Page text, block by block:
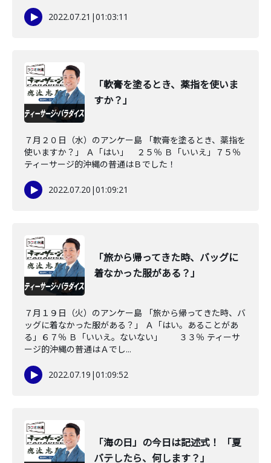
2022.07.21 |01:03:11
「軟膏を塗るとき、薬指を使いま
すか？」
７月２０日（水）のアンケー島 「軟膏を塗るとき、薬指を
使いますか？」 Ａ「はい」 ２５％ Ｂ「いいえ」７５％
ティーサージ的沖縄の普通はＢでした！
2022.07.20 |01:09:21
「旅から帰ってきた時、バッグに
着なかった服がある？」
７月１９日（火）のアンケー島 「旅から帰ってきた時、バ
ッグに着なかった服がある？」 Ａ「はい。あることがあ
る」６７％ Ｂ「いいえ。ないない」 ３３％ ティーサ
ージ的沖縄の普通はＡでし...
2022.07.19 |01:09:52
「海の日」の今日は記述式！ 「夏
バテしたら、何します？」